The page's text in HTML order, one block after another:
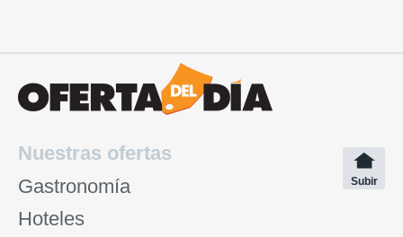
Nuestras ofertas
Gastronomía
Hoteles
Subir